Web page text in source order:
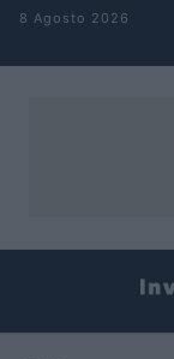
Salta al contenuto
8 Agosto 2026